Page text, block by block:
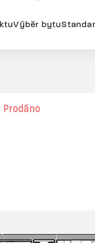
Výběr bytu
Prodáno